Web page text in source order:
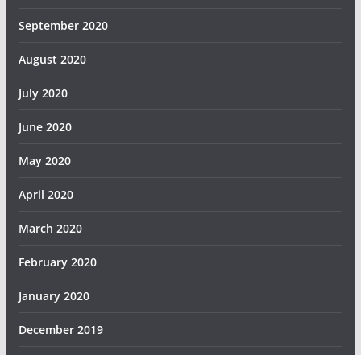
September 2020
August 2020
July 2020
June 2020
May 2020
April 2020
March 2020
February 2020
January 2020
December 2019